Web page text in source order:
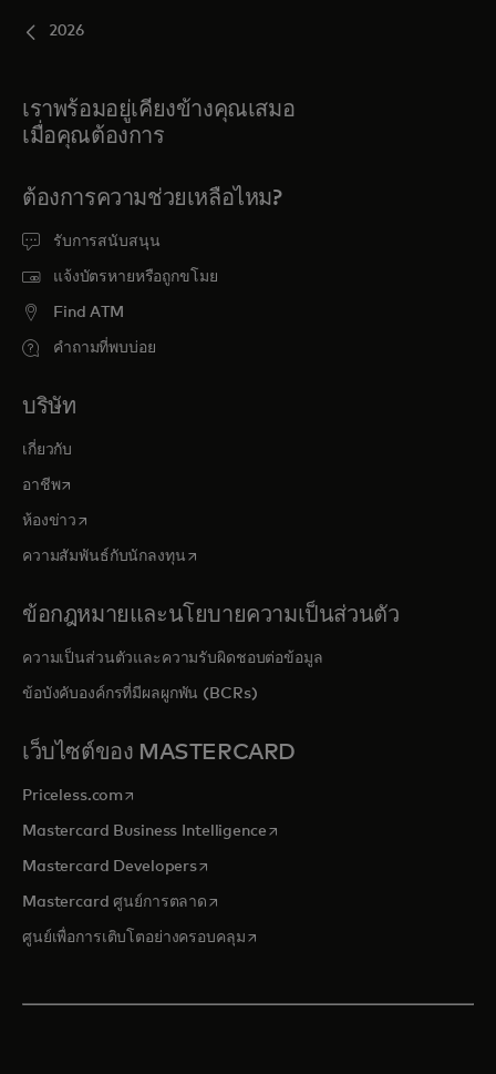
2026
เราพร้อมอยู่เคียงข้างคุณเสมอ
เมื่อคุณต้องการ
ต้องการความช่วยเหลือไหม?
รับการสนับสนุน
แจ้งบัตรหายหรือถูกขโมย
Find ATM
คำถามที่พบบ่อย
บริษัท
เกี่ยวกับ
อาชีพopens in a new tab
ห้องข่าว opens in a new tab
ความสัมพันธ์กับนักลงทุน opens in a new tab
ข้อกฎหมายและนโยบายความเป็นส่วนตัว
ความเป็นส่วนตัวและความรับผิดชอบต่อข้อมูล
ข้อบังคับองค์กรที่มีผลผูกพัน (BCRs)
เว็บไซต์ของ MASTERCARD
Priceless.com opens in a new tab
Mastercard Business Intelligenceopens in a new tab
Mastercard Developersopens in a new tab
Mastercard ศูนย์การตลาด opens in a new tab
ศูนย์เพื่อการเติบโตอย่างครอบคลุมopens in a new tab